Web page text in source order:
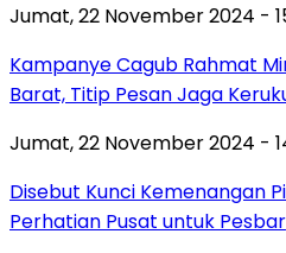
Jumat, 22 November 2024 -
Kampanye Cagub Rahmat
Barat, Titip Pesan Jaga
Jumat, 22 November 2024 -
Disebut Kunci Kemenangan
Perhatian Pusat untuk Pesbar